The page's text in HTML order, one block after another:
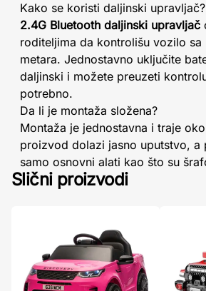
Kako se koristi daljinski upravljač?
2.4G Bluetooth daljinski upravljač
roditeljima da kontrolišu vozilo sa
metara. Jednostavno uključite
daljinski i možete preuzeti
potrebno.
Da li je montaža složena?
Montaža je jednostavna i traje
proizvod dolazi jasno uputstvo, a
samo osnovni alati kao što su
Slični proizvodi